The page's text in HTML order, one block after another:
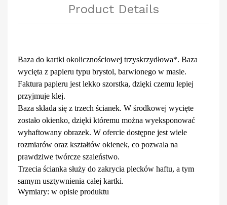
Product Details
Baza do kartki okolicznościowej trzyskrzydłowa*. Baza
wycięta z papieru typu brystol, barwionego w masie.
Faktura papieru jest lekko szorstka, dzięki czemu lepiej
przyjmuje klej.
Baza składa się z trzech ścianek. W środkowej wycięte
zostało okienko, dzięki któremu można wyeksponować
wyhaftowany obrazek. W ofercie dostępne jest wiele
rozmiarów oraz kształtów okienek, co pozwala na
prawdziwe twórcze szaleństwo.
Trzecia ścianka służy do zakrycia plecków haftu, a tym
samym usztywnienia całej kartki.
Wymiary: w opisie produktu